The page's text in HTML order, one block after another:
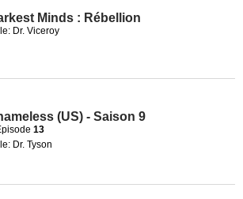
Minds : Rébellion
Dr. Viceroy
(US) - Saison 9
13
Dr. Tyson